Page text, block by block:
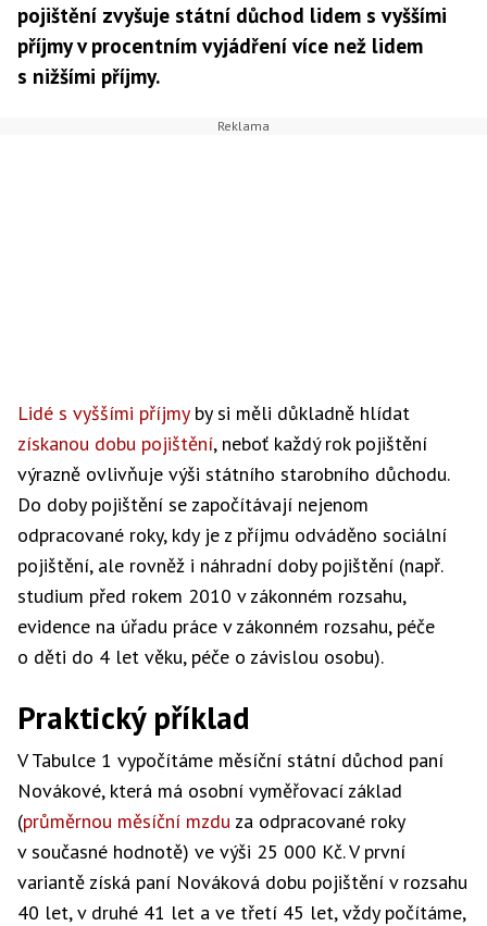
pojištění zvyšuje státní důchod lidem s vyššími
příjmy v procentním vyjádření více než lidem
s nižšími příjmy.
Lidé s vyššími příjmyby si měli důkladně hlídat
získanou dobu pojištění, neboť každý rok pojištění
výrazně ovlivňuje výši státního starobního důchodu.
Do doby pojištění se započítávají nejenom
odpracované roky, kdy je z příjmu odváděno sociální
pojištění, ale rovněž i náhradní doby pojištění (např.
studium před rokem 2010 v zákonném rozsahu,
evidence na úřadu práce v zákonném rozsahu, péče
o děti do 4 let věku, péče o závislou osobu).
Praktický příklad
V Tabulce 1 vypočítáme měsíční státní důchod paní
Novákové, která má osobní vyměřovací základ
(průměrnou měsíční mzdu za odpracované roky
v současné hodnotě) ve výši 25 000 Kč. V první
variantě získá paní Nováková dobu pojištění v rozsahu
40 let, v druhé 41 let a ve třetí 45 let, vždy počítáme,